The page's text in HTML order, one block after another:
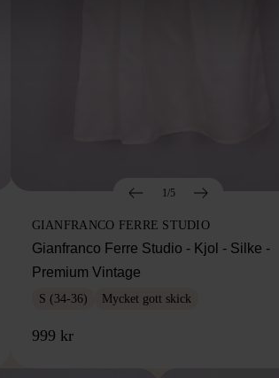
1/5
GIANFRANCO FERRE STUDIO
Gianfranco Ferre Studio - Kjol - Silke -
Premium Vintage
S (34-36) Mycket gott skick
999 kr